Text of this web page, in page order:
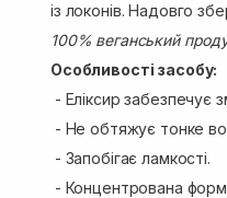
із локонів. Надовго
100% веганський
Особливості засобу:
- Еліксир забезпечує
- Не обтяжує тонке
- Запобігає ламкості.
- Концентрована